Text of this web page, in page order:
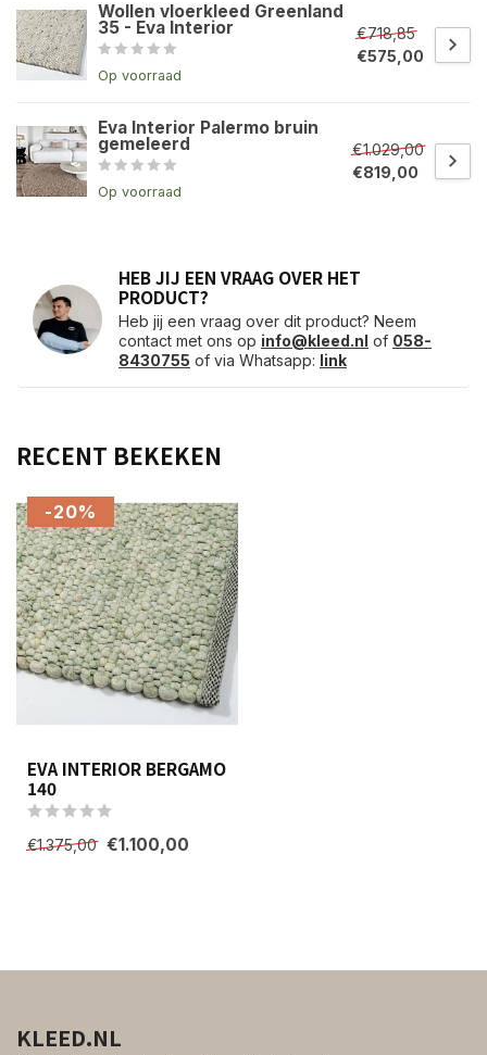
Wollen vloerkleed Greenland
35 - Eva Interior
Op voorraad
€718,85
€575,00
Eva Interior Palermo bruin
gemeleerd
Op voorraad
€1.029,00
€819,00
HEB JIJ EEN VRAAG OVER HET
PRODUCT?
Heb jij een vraag over dit product? Neem
contact met ons op info@kleed.nl of 058-
8430755 of via Whatsapp: link
RECENT BEKEKEN
-20%
EVA INTERIOR BERGAMO
140
€1.375,00 €1.100,00
KLEED.NL